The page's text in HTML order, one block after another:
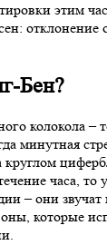
этим
отклонение
Бен?
колокола –
минутная
круглом
часа, то
– они
которые